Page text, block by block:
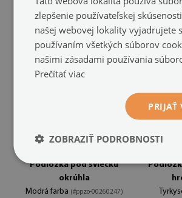
veľkosť: 30 cm 34.99 € veľkosť:
Podložka pod sviečku
okrúhla
Modrá farba (#ppzo-00260247)
zlepšenie používateľskej
našej webovej lokality vyjadrujete
používaním všetkých súborov
našimi zásadami používania
Prečítať viac
PRIJAŤ
ZOBRAZIŤ PODROBNOSTI